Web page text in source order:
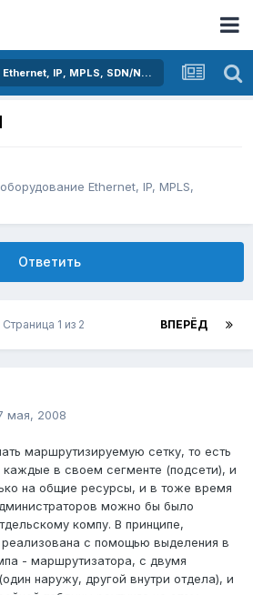
Активное оборудование Ethernet, IP, MPLS, SDN/NFV...
Ethernet, IP, MPLS,
Ответить
ВПЕРЁД
Страница 1 из 2
мая, 2008
маршрутизируемую сетку, то есть
в своем сегменте (подсети), и
на общие ресурсы, и в тоже время
можно бы было
компу. В принципе,
с помощью выделения в
- маршрутизатора, с двумя
наружу, другой внутри отдела), и